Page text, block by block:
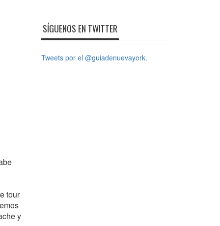
tour
y
SÍGUENOS EN TWITTER
Tweets por el @guiadenuevayork.